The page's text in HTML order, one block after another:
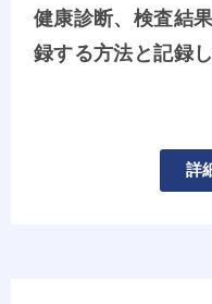
健康診断、検査結
録する方法と記録
詳